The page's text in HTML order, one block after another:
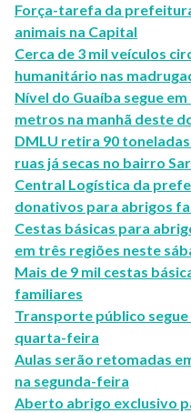
Força-tarefa da
animais na Capital
Cerca de 3 mil veículos
humanitário nas
Nível do Guaíba segue
metros na manhã deste
DMLU retira 90
ruas já secas no bairro
Central Logística da
donativos para abrigos
Cestas básicas para
em três regiões neste
Mais de 9 mil cestas
familiares
Transporte público
quarta-feira
Aulas serão retomadas
na segunda-feira
Aberto abrigo exclusivo